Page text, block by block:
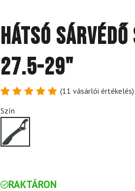
Hátsó sárvédő
27.5-29"
4.91
5-ből,
értékelés
alapján
(11 vásárlói értékelés)
Szín
RAKTÁRON